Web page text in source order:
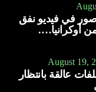
في فيديو نفق
August 19,
عالقة بانتظار